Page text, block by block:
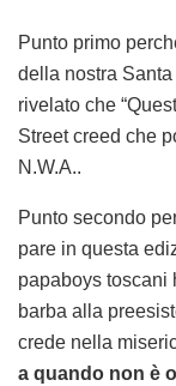
Punto primo
della nostra
rivelato che
Street creed che
N.W.A..
Punto secondo
pare in questa
papaboys toscani
barba alla
crede nella
a quando non è